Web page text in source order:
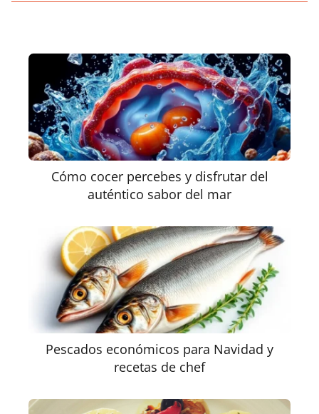
Cómo cocer percebes y disfrutar del
auténtico sabor del mar
Pescados económicos para Navidad y
recetas de chef